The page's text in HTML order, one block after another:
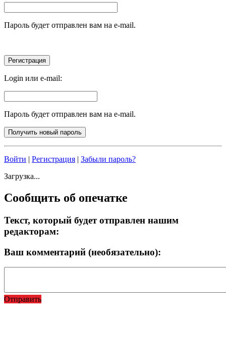
Пароль будет отправлен вам на e-mail.
Login или e-mail:
Пароль будет отправлен вам на e-mail.
Войти | Регистрация | Забыли пароль?
Загрузка...
Сообщить об опечатке
Текст, который будет отправлен нашим
редакторам:
Ваш комментарий (необязательно):
Отправить